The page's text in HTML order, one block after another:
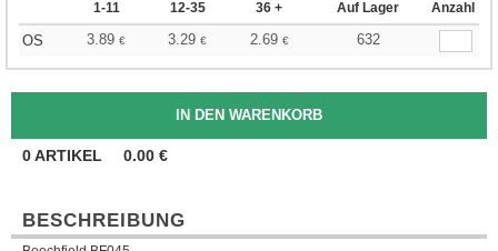
1-11 12-35 36 + Auf Lager Anzahl
OS 3.89 € 3.29 € 2.69 € 632
0ARTIKEL 0.00 €
BESCHREIBUNG